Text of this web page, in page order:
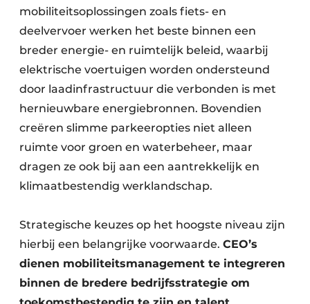
mobiliteitsoplossingen zoals fiets- en
deelvervoer werken het beste binnen een
breder energie- en ruimtelijk beleid, waarbij
elektrische voertuigen worden ondersteund
door laadinfrastructuur die verbonden is met
hernieuwbare energiebronnen. Bovendien
creëren slimme parkeeropties niet alleen
ruimte voor groen en waterbeheer, maar
dragen ze ook bij aan een aantrekkelijk en
klimaatbestendig werklandschap.
Strategische keuzes op het hoogste niveau zijn
hierbij een belangrijke voorwaarde. CEO’s
dienen mobiliteitsmanagement te integreren
binnen de bredere bedrijfsstrategie om